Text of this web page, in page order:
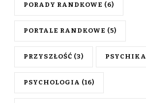
PORADY RANDKOWE (6)
PORTALE RANDKOWE (5)
PRZYSZŁOŚĆ (3) PSYCHIKA
PSYCHOLOGIA (16)